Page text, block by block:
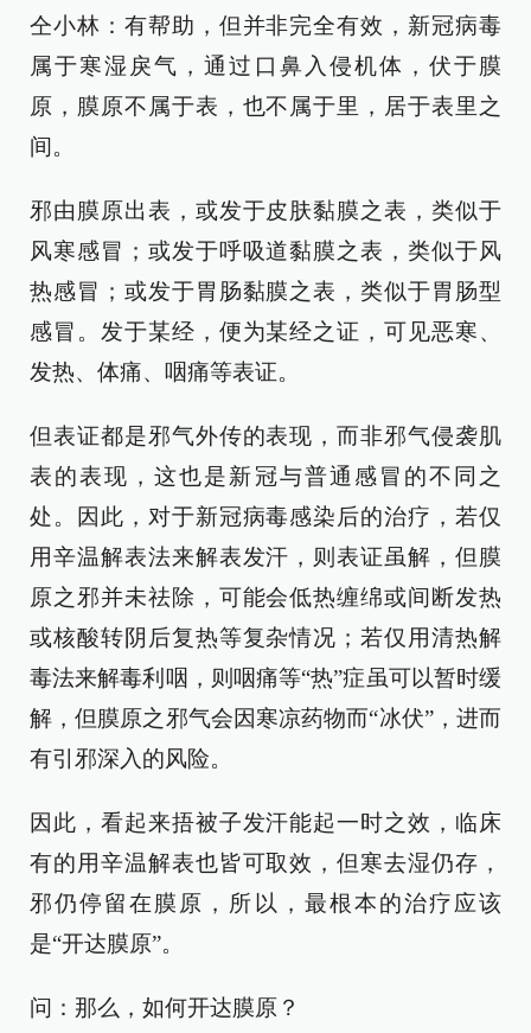
仝小林：有帮助，但并非完全有效，新冠病毒
属于寒湿戾气，通过口鼻入侵机体，伏于膜
原，膜原不属于表，也不属于里，居于表里之
间。
邪由膜原出表，或发于皮肤黏膜之表，类似于
风寒感冒；或发于呼吸道黏膜之表，类似于风
热感冒；或发于胃肠黏膜之表，类似于胃肠型
感冒。发于某经，便为某经之证，可见恶寒、
发热、体痛、咽痛等表证。
但表证都是邪气外传的表现，而非邪气侵袭肌
表的表现，这也是新冠与普通感冒的不同之
处。因此，对于新冠病毒感染后的治疗，若仅
用辛温解表法来解表发汗，则表证虽解，但膜
原之邪并未祛除，可能会低热缠绵或间断发热
或核酸转阴后复热等复杂情况；若仅用清热解
毒法来解毒利咽，则咽痛等“热”症虽可以暂时缓
解，但膜原之邪气会因寒凉药物而“冰伏”，进而
有引邪深入的风险。
因此，看起来捂被子发汗能起一时之效，临床
有的用辛温解表也皆可取效，但寒去湿仍存，
邪仍停留在膜原，所以，最根本的治疗应该
是“开达膜原”。
问：那么，如何开达膜原？